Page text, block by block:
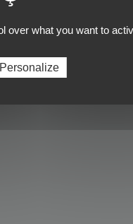
over what you want to
Personalize